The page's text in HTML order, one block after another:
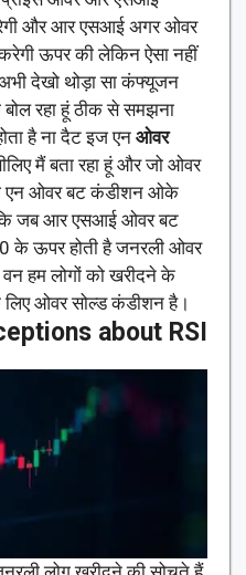
और आर एसआई अगर ओवर
ऊपर की लेकिन ऐसा नहीं
देखो थोड़ा सा कंफ्यूजन
रहा हूं ठीक से समझना
है ना दैट इज एन ओवर
मैं बता रहा हूं और जो ओवर
एन ओवर बट कंडीशन ओके
कि जब आर एसआई ओवर बट
के ऊपर होती है जनरली ओवर
वन हम लोगों को खरीदने के
लिए ओवर सोल्ड कंडीशन है।
about RSI